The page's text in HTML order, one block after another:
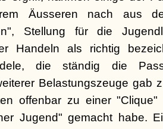
Äusseren nach aus
Stellung für die
Handeln als richtig
die ständig die
Belastungszeuge gab
offenbar zu einer
Jugend" gemacht habe.